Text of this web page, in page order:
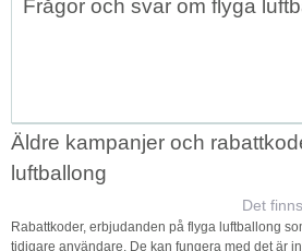
Frågor och svar om flyga
Äldre kampanjer och
luftballong
Det finns
Rabattkoder, erbjudanden på flyga luftballong
tidigare användare. De kan fungera med det är